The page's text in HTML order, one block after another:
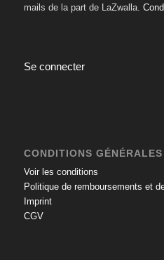
mails de la part de LaZwalla.
Se connecter
CONDITIONS GÉNÉRALES
Voir les conditions
Politique de remboursements et
Imprint
CGV